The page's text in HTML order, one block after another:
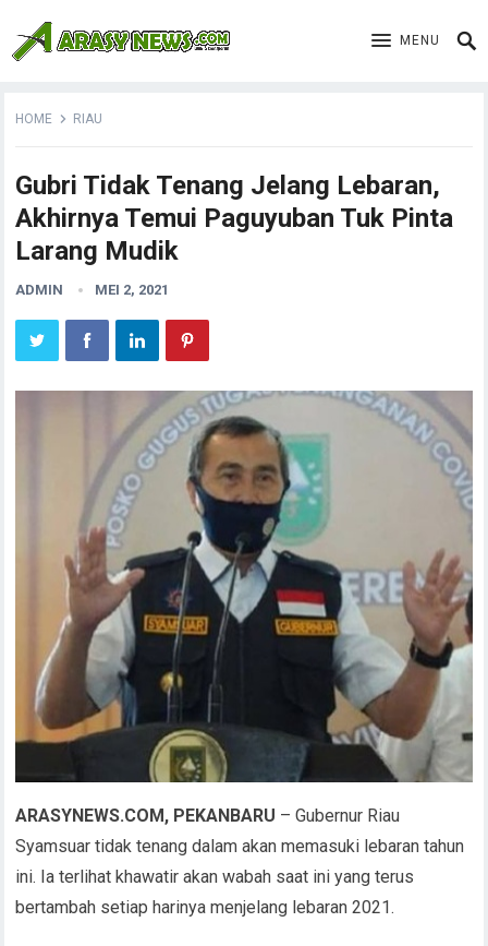
MENU
HOME RIAU
Gubri Tidak Tenang Jelang Lebaran,
Akhirnya Temui Paguyuban Tuk Pinta
Larang Mudik
ADMIN MEI 2, 2021
ARASYNEWS.COM, PEKANBARU – Gubernur Riau
Syamsuar tidak tenang dalam akan memasuki lebaran tahun
ini. Ia terlihat khawatir akan wabah saat ini yang terus
bertambah setiap harinya menjelang lebaran 2021.